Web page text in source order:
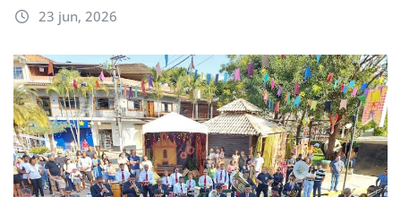
23 jun, 2026